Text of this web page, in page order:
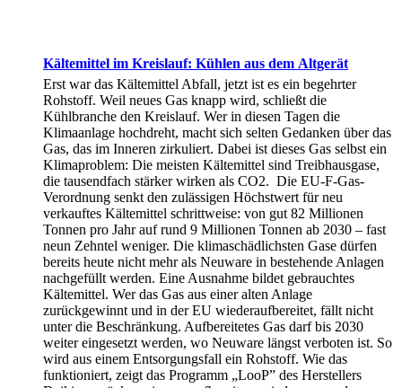
Kältemittel im Kreislauf: Kühlen aus dem Altgerät
Erst war das Kältemittel Abfall, jetzt ist es ein begehrter
Rohstoff. Weil neues Gas knapp wird, schließt die
Kühlbranche den Kreislauf. Wer in diesen Tagen die
Klimaanlage hochdreht, macht sich selten Gedanken über das
Gas, das im Inneren zirkuliert. Dabei ist dieses Gas selbst ein
Klimaproblem: Die meisten Kältemittel sind Treibhausgase,
die tausendfach stärker wirken als CO2. Die EU-F-Gas-
Verordnung senkt den zulässigen Höchstwert für neu
verkauftes Kältemittel schrittweise: von gut 82 Millionen
Tonnen pro Jahr auf rund 9 Millionen Tonnen ab 2030 – fast
neun Zehntel weniger. Die klimaschädlichsten Gase dürfen
bereits heute nicht mehr als Neuware in bestehende Anlagen
nachgefüllt werden. Eine Ausnahme bildet gebrauchtes
Kältemittel. Wer das Gas aus einer alten Anlage
zurückgewinnt und in der EU wiederaufbereitet, fällt nicht
unter die Beschränkung. Aufbereitetes Gas darf bis 2030
weiter eingesetzt werden, wo Neuware längst verboten ist. So
wird aus einem Entsorgungsfall ein Rohstoff. Wie das
funktioniert, zeigt das Programm „LooP” des Herstellers